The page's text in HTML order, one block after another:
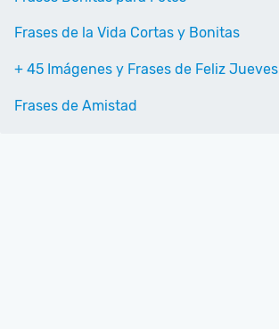
Frases de la Vida Cortas y Bonitas
+ 45 Imágenes y Frases de Feliz Jueves
Frases de Amistad